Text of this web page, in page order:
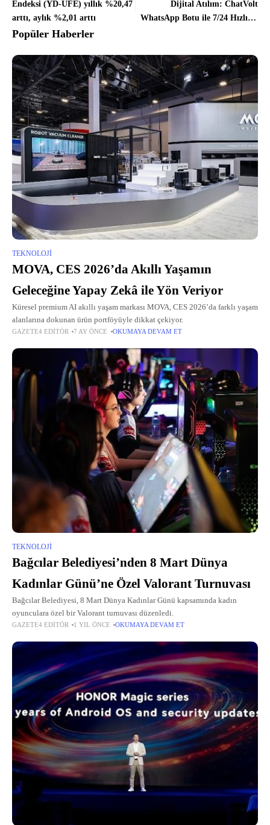
Endeksi (YD-ÜFE) yıllık %20,47
arttı, aylık %2,01 arttı
Dijital Atılım: ChatVolt
WhatsApp Botu ile 7/24 Hızlı ve
Popüler Haberler
TEKNOLOJI
MOVA, CES 2026’da Akıllı Yaşamın
Geleceğine Yapay Zekâ ile Yön Veriyor
Küresel premium AI akıllı yaşam markası MOVA, CES 2026’da farklı yaşam
alanlarına dokunan ürün portföyüyle dikkat çekiyor.
GAZETE4 EDITÖR 7 AY ÖNCE OKUMAYA DEVAM ET
TEKNOLOJI
Bağcılar Belediyesi’nden 8 Mart Dünya
Kadınlar Günü’ne Özel Valorant Turnuvası
Bağcılar Belediyesi, 8 Mart Dünya Kadınlar Günü kapsamında kadın
oyunculara özel bir Valorant turnuvası düzenledi.
GAZETE4 EDITÖR 1 YIL ÖNCE OKUMAYA DEVAM ET